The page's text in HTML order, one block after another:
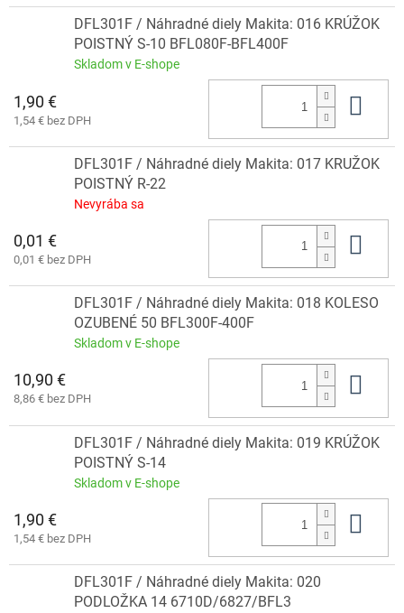
DFL301F / Náhradné diely Makita: 016 KRÚŽOK
POISTNÝ S-10 BFL080F-BFL400F
Skladom v E-shope
1,90 €
1,54 € bez DPH
DFL301F / Náhradné diely Makita: 017 KRUŽOK
POISTNÝ R-22
Nevyrába sa
0,01 €
0,01 € bez DPH
DFL301F / Náhradné diely Makita: 018 KOLESO
OZUBENÉ 50 BFL300F-400F
Skladom v E-shope
10,90 €
8,86 € bez DPH
DFL301F / Náhradné diely Makita: 019 KRÚŽOK
POISTNÝ S-14
Skladom v E-shope
1,90 €
1,54 € bez DPH
DFL301F / Náhradné diely Makita: 020
PODLOŽKA 14 6710D/6827/BFL3